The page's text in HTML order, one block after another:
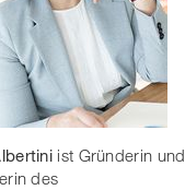
ist Gründerin und
des